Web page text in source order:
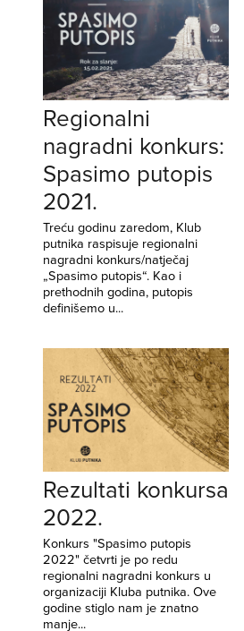
Regionalni
nagradni konkurs:
Spasimo putopis
2021.
Treću godinu zaredom, Klub
putnika raspisuje regionalni
nagradni konkurs/natječaj
„Spasimo putopis“. Kao i
prethodnih godina, putopis
definišemo u...
Rezultati konkursa
2022.
Konkurs "Spasimo putopis
2022" četvrti je po redu
regionalni nagradni konkurs u
organizaciji Kluba putnika. Ove
godine stiglo nam je znatno
manje...